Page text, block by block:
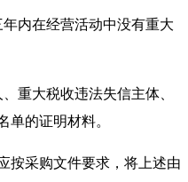
内在经营活动中没有重大
重大税收违法失信主体、
单的证明材料。
按采购文件要求，将上述由